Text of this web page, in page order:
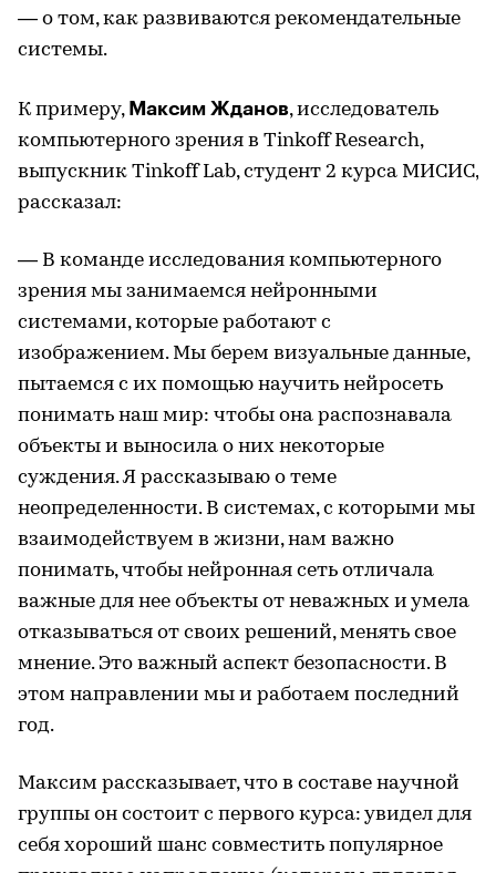
— о том, как развиваются рекомендательные
системы.
К примеру, Максим Жданов, исследователь
компьютерного зрения в Tinkoff Research,
выпускник Tinkoff Lab, студент 2 курса МИСИС,
рассказал:
— В команде исследования компьютерного
зрения мы занимаемся нейронными
системами, которые работают с
изображением. Мы берем визуальные данные,
пытаемся с их помощью научить нейросеть
понимать наш мир: чтобы она распознавала
объекты и выносила о них некоторые
суждения. Я рассказываю о теме
неопределенности. В системах, с которыми мы
взаимодействуем в жизни, нам важно
понимать, чтобы нейронная сеть отличала
важные для нее объекты от неважных и умела
отказываться от своих решений, менять свое
мнение. Это важный аспект безопасности. В
этом направлении мы и работаем последний
год.
Максим рассказывает, что в составе научной
группы он состоит с первого курса: увидел для
себя хороший шанс совместить популярное